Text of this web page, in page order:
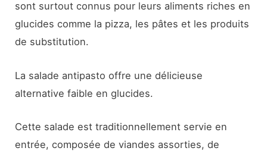
sont surtout connus pour leurs aliments riches en
glucides comme la pizza, les pâtes et les produits
de substitution.
La salade antipasto offre une délicieuse
alternative faible en glucides.
Cette salade est traditionnellement servie en
entrée, composée de viandes assorties, de